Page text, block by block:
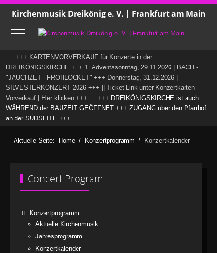
Kirchenmusik Dreikönig e. V. | Frankfurt am Main
Mobile Menu Toggle
+++ KARTENVORVERKAUF für Konzerte in der
DREIKÖNIGSKIRCHE +++ 1. Adventssonntag, 29.11.2026 | BACH -
"JAUCHZET - FROHLOCKET" +++ Donnerstag, 31.12.2026 |
SILVESTERKONZERT 2026 +++ || Ticket-Link unter Konzertkarten-
Vorverkauf | Hier klicken +++ +++ DREIKÖNIGSKIRCHE ist auch
WÄHREND der BAUZEIT GEÖFFNET +++ ZUGANG über den Pfarrhof
an der SÜDSEITE +++
Aktuelle Seite: Home Konzertprogramm Konzertkalender
Concert Program
Konzertprogramm
Aktuelle Kirchenmusik
Jahresprogramm
Konzertkalender